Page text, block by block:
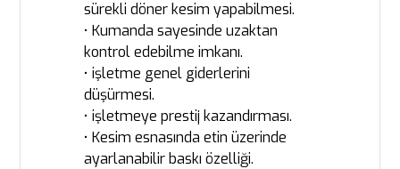
sürekli döner kesim yapabilmesi.
• Kumanda sayesinde uzaktan
kontrol edebilme imkanı.
• işletme genel giderlerini
düşürmesi.
• işletmeye prestij kazandırması.
• Kesim esnasında etin üzerinde
ayarlanabilir baskı özelliği.